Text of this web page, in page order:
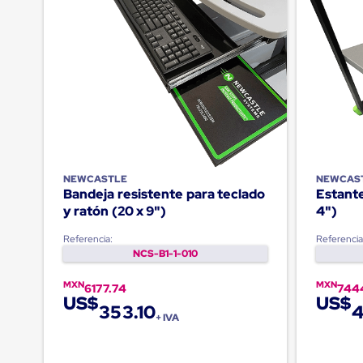
de
Distribución
Ultima
Milla
Anti-
Robo
Hormiga
Estanterías
Móviles
Diablitos
y
Embalaje
Playo
Emplaye
Stretch
NEWCASTLE
Bandeja resistente para teclado
y ratón (20 x 9")
Referencia:
NCS-B1-1-010
MXN6177.74
US$353.10+ IVA
4")
MXN
US$